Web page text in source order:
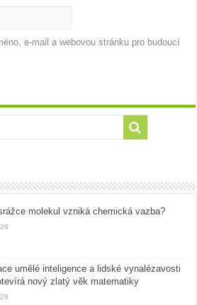
e-mail a webovou stránku pro budoucí
molekul vzniká chemická vazba?
umělé inteligence a lidské vynalézavosti
nový zlatý věk matematiky